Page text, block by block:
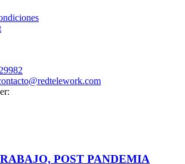
POST PANDEMIA